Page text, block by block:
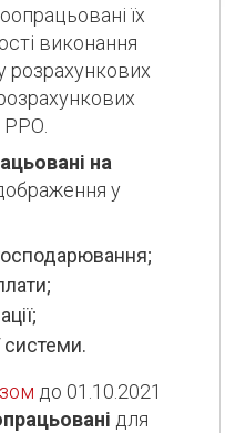
їх
виконання
розрахункових
РРО.
у
системи.
до 01.10.2021
для